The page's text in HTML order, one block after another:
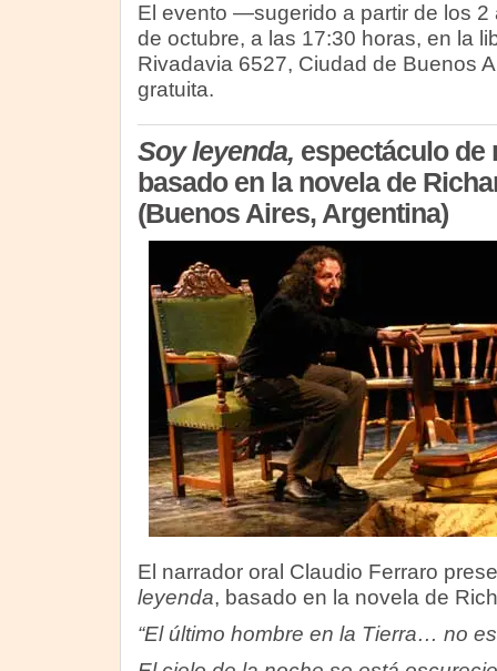
El evento —sugerido a partir de los
de octubre, a las 17:30 horas, en la
Rivadavia 6527, Ciudad de Buenos
gratuita.
Soy leyenda, espectáculo de
basado en la novela de
(Buenos Aires, Argentina)
El narrador oral Claudio Ferraro
leyenda, basado en la novela de
“El último hombre en la Tierra… no